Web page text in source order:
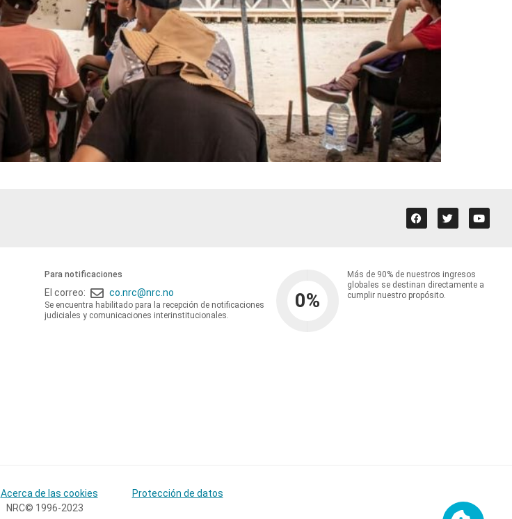
Para notificaciones
El correo: co.nrc@nrc.no
Se encuentra habilitado para la recepción de notificaciones
judiciales y comunicaciones interinstitucionales.
0%
Más de 90% de nuestros ingresos
globales se destinan directamente a
cumplir nuestro propósito.
Acerca de las cookies
Protección de datos
NRC© 1996-2023